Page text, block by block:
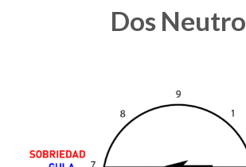
Dos Neutro